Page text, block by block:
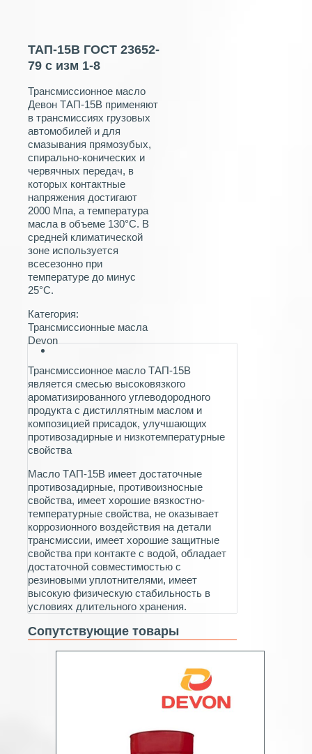
ТАП-15В ГОСТ 23652-
79 с изм 1-8
Трансмиссионное масло
Девон ТАП-15В применяют
в трансмиссиях грузовых
автомобилей и для
смазывания прямозубых,
спирально-конических и
червячных передач, в
которых контактные
напряжения достигают
2000 Мпа, а температура
масла в объеме 130°С. В
средней климатической
зоне используется
всесезонно при
температуре до минус
25°С.
Категория:
Трансмиссионные масла
Devon
Трансмиссионное масло ТАП-15В
является смесью высоковязкого
ароматизированного углеводородного
продукта с дистиллятным маслом и
композицией присадок, улучшающих
противозадирные и низкотемпературные
свойства
Масло ТАП-15В имеет достаточные
противозадирные, противоизносные
свойства, имеет хорошие вязкостно-
температурные свойства, не оказывает
коррозионного воздействия на детали
трансмиссии, имеет хорошие защитные
свойства при контакте с водой, обладает
достаточной совместимостью с
резиновыми уплотнителями, имеет
высокую физическую стабильность в
условиях длительного хранения.
Сопутствующие товары